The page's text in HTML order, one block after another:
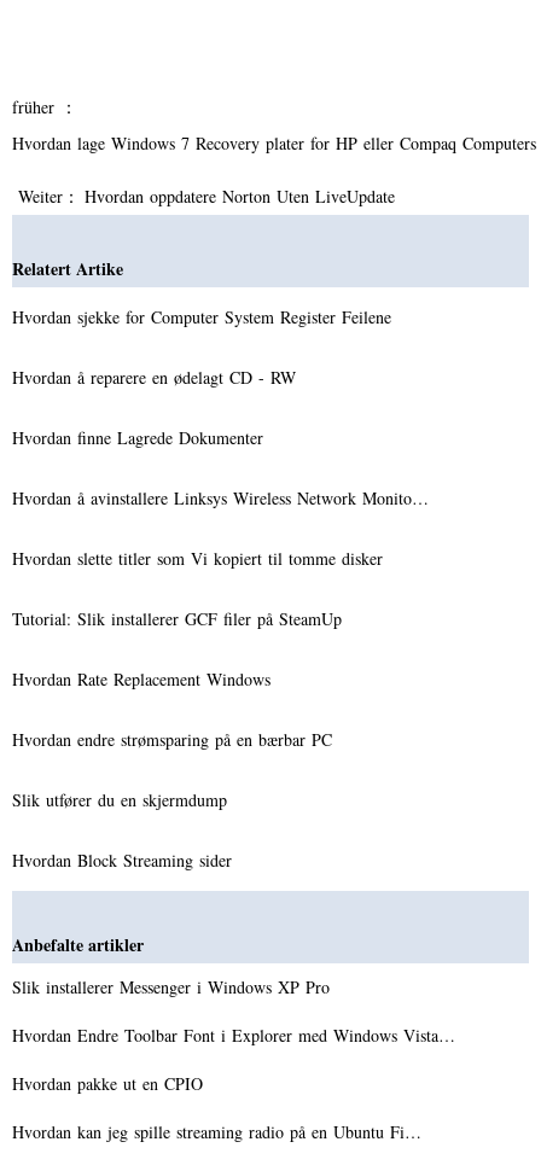
früher ：
Hvordan lage Windows 7 Recovery plater for HP eller Compaq Computers
Weiter： Hvordan oppdatere Norton Uten LiveUpdate
Relatert Artike
Hvordan sjekke for Computer System Register Feilene
Hvordan å reparere en ødelagt CD - RW
Hvordan finne Lagrede Dokumenter
Hvordan å avinstallere Linksys Wireless Network Monito…
Hvordan slette titler som Vi kopiert til tomme disker
Tutorial: Slik installerer GCF filer på SteamUp
Hvordan Rate Replacement Windows
Hvordan endre strømsparing på en bærbar PC
Slik utfører du en skjermdump
Hvordan Block Streaming sider
Anbefalte artikler
Slik installerer Messenger i Windows XP Pro
Hvordan Endre Toolbar Font i Explorer med Windows Vista…
Hvordan pakke ut en CPIO
Hvordan kan jeg spille streaming radio på en Ubuntu Fi…